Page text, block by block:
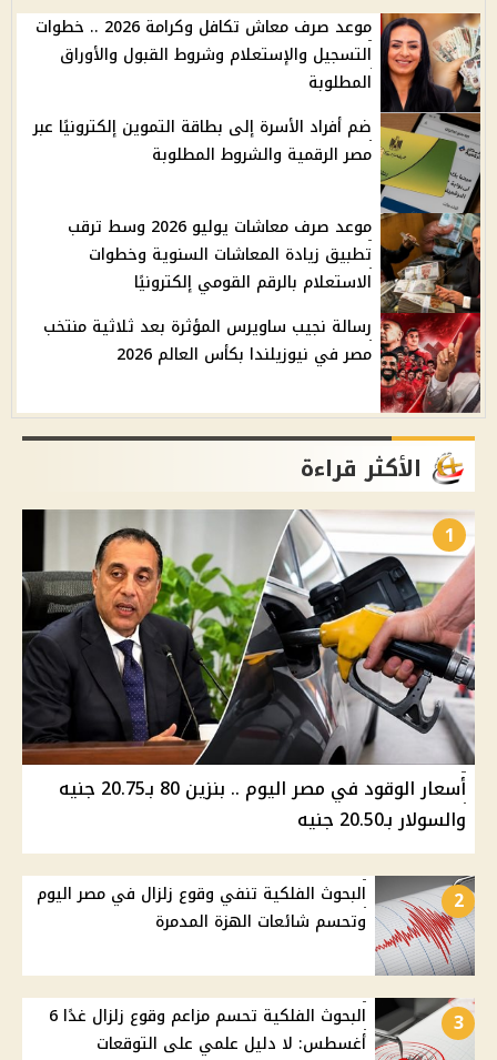
موعد صرف معاش تكافل وكرامة 2026 .. خطوات
التسجيل والإستعلام وشروط القبول والأوراق
المطلوبة
ضم أفراد الأسرة إلى بطاقة التموين إلكترونيًا عبر
مصر الرقمية والشروط المطلوبة
موعد صرف معاشات يوليو 2026 وسط ترقب
تطبيق زيادة المعاشات السنوية وخطوات
الاستعلام بالرقم القومي إلكترونيًا
رسالة نجيب ساويرس المؤثرة بعد ثلاثية منتخب
مصر في نيوزيلندا بكأس العالم 2026
الأكثر قراءة
1
أسعار الوقود في مصر اليوم .. بنزين 80 بـ20.75 جنيه
والسولار بـ20.50 جنيه
2
البحوث الفلكية تنفي وقوع زلزال في مصر اليوم
وتحسم شائعات الهزة المدمرة
3
البحوث الفلكية تحسم مزاعم وقوع زلزال غدًا 6
أغسطس: لا دليل علمي على التوقعات